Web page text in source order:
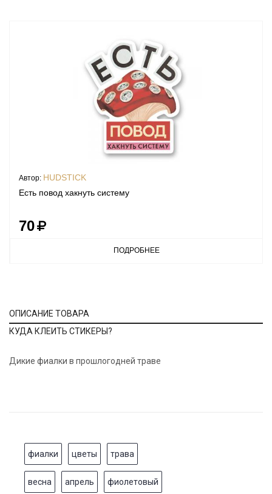
Автор: HUDSTICK
Есть повод хакнуть систему
70
ПОДРОБНЕЕ
ОПИСАНИЕ ТОВАРА
КУДА КЛЕИТЬ СТИКЕРЫ?
Дикие фиалки в прошлогодней траве
фиалки цветы трава
весна апрель фиолетовый